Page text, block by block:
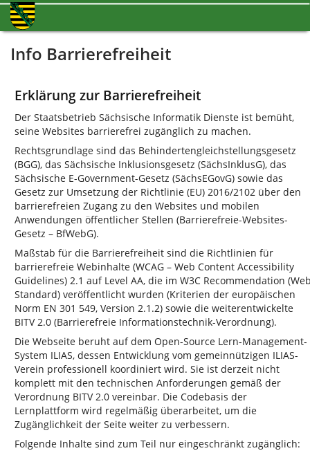
Info Barrierefreiheit
Erklärung zur Barrierefreiheit
Der Staatsbetrieb Sächsische Informatik Dienste ist bemüht,
seine Websites barrierefrei zugänglich zu machen.
Rechtsgrundlage sind das Behindertengleichstellungsgesetz
(BGG), das Sächsische Inklusionsgesetz (SächsInklusG), das
Sächsische E-Government-Gesetz (SächsEGovG) sowie das
Gesetz zur Umsetzung der Richtlinie (EU) 2016/2102 über den
barrierefreien Zugang zu den Websites und mobilen
Anwendungen öffentlicher Stellen (Barrierefreie-Websites-
Gesetz – BfWebG).
Maßstab für die Barrierefreiheit sind die Richtlinien für
barrierefreie Webinhalte (WCAG – Web Content Accessibility
Guidelines) 2.1 auf Level AA, die im W3C Recommendation
Standard) veröffentlicht wurden (Kriterien der europäischen
Norm EN 301 549, Version 2.1.2) sowie die weiterentwickelte
BITV 2.0 (Barrierefreie Informationstechnik-Verordnung).
Die Webseite beruht auf dem Open-Source Lern-Management-
System ILIAS, dessen Entwicklung vom gemeinnützigen ILIAS-
Verein professionell koordiniert wird. Sie ist derzeit nicht
komplett mit den technischen Anforderungen gemäß der
Verordnung BITV 2.0 vereinbar. Die Codebasis der
Lernplattform wird regelmäßig überarbeitet, um die
Zugänglichkeit der Seite weiter zu verbessern.
Folgende Inhalte sind zum Teil nur eingeschränkt zugänglich: